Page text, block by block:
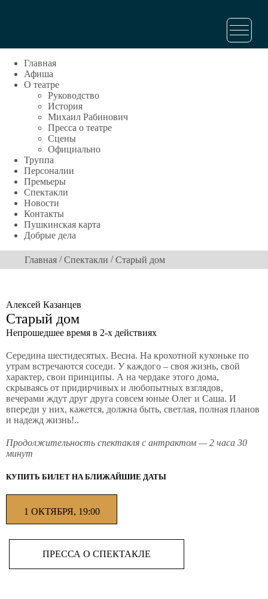
Главная
Афиша
О театре
Руководство
История
Михаил Рабинович
Пресса о театре
Сцены
Официально
Труппа
Персоналии
Премьеры
Спектакли
Новости
Контакты
Пушкинская карта
Добрые дела
Главная /Спектакли /Старый дом
Алексей Казанцев
Старый дом
Непрошедшее время в 2-х действиях
Середина шестидесятых. Весна. На крохотной кухоньке по
утрам встречаются соседи. У каждого – своя жизнь, свой
характер, свои принципы. А на чердаке этого дома,
скрываясь от придирчивых и любопытных взглядов,
вечерами ждут друг друга совсем юные Олег и Саша. И
впереди у них, кажется, должна быть, светлая, полная планов
и надежд жизнь!..
Продолжительность спектакля с антрактом — 2 часа 30
минут
КУПИТЬ БИЛЕТ НА БЛИЖАЙШИЕ ДАТЫ
1 ОКТЯБРЯ, 19:00
ПРЕССА О СПЕКТАКЛЕ